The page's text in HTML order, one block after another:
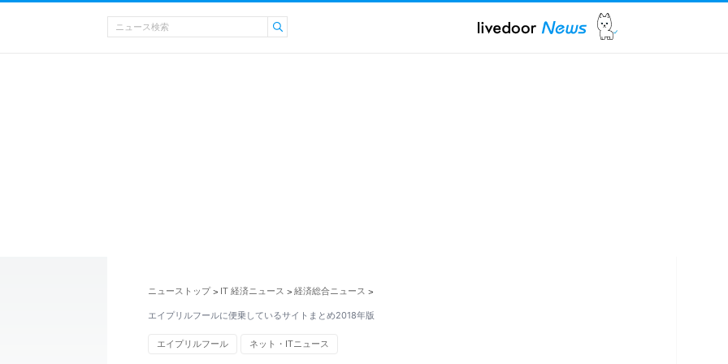
ニューストップ > IT 経済ニュース > 経済総合ニュース >
エイプリルフールに便乗しているサイトまとめ2018年版
エイプリルフール ネット・ITニュース